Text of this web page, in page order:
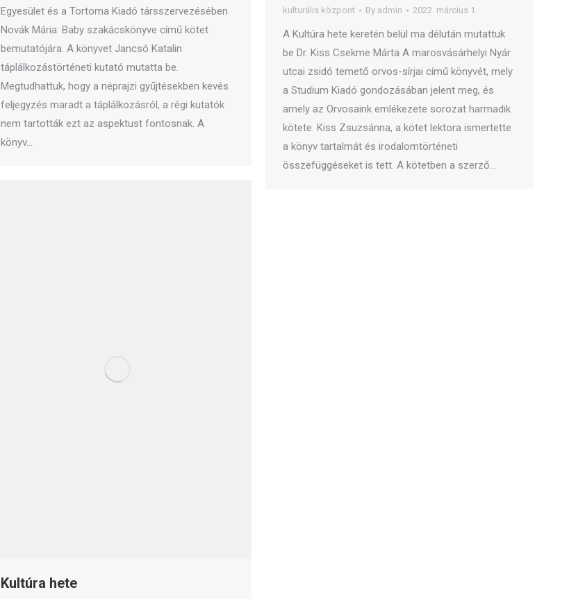
Egyesület és a Tortoma Kiadó társszervezésében
Novák Mária: Baby szakácskönyve című kötet
bemutatójára. A könyvet Jancsó Katalin
táplálkozástörténeti kutató mutatta be.
Megtudhattuk, hogy a néprajzi gyűjtésekben kevés
feljegyzés maradt a táplálkozásról, a régi kutatók
nem tartották ezt az aspektust fontosnak. A
könyv…
kulturális központ By admin 2022. március 1.
A Kultúra hete keretén belül ma délután mutattuk
be Dr. Kiss Csekme Márta A marosvásárhelyi Nyár
utcai zsidó temető orvos-sírjai című könyvét, mely
a Studium Kiadó gondozásában jelent meg, és
amely az Orvosaink emlékezete sorozat harmadik
kötete. Kiss Zsuzsánna, a kötet lektora ismertette
a könyv tartalmát és irodalomtörténeti
összefüggéseket is tett. A kötetben a szerző…
Kultúra hete